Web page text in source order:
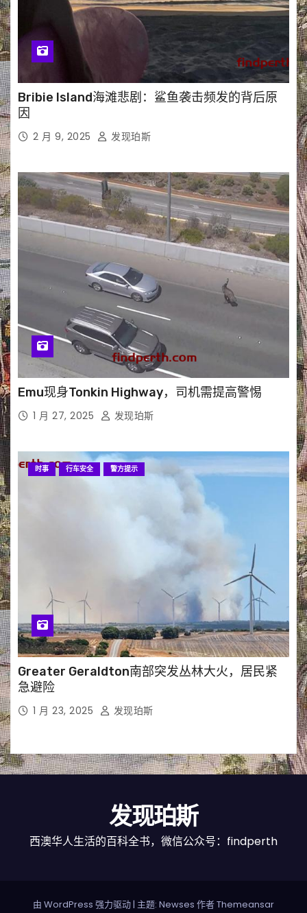
Bribie Island海滩悲剧：鲨鱼袭击频发的背后原
因
2 月 9, 2025 发现珀斯
Emu现身Tonkin Highway，司机需提高警惕
1 月 27, 2025 发现珀斯
时事 行车安全 警方提示
Greater Geraldton南部突发丛林大火，居民紧
急避险
1 月 23, 2025 发现珀斯
发现珀斯
西澳华人生活的百科全书，微信公众号：findperth
由 WordPress 强力驱动| 主题: Newses 作者Themeansar